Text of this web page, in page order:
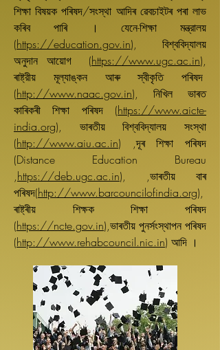
শিক্ষা বিষয়ক পৰিষদ/সংস্থা আদিৰ ৱেবচাইটৰ পৰা লাভ
কৰিব পাৰি । যেনে-শিক্ষা মন্ত্রালয়
(https://education.gov.in), বিশ্ববিদ্যালয়
অনুদান আয়োগ (https://www.ugc.ac.in),
ৰাষ্ট্রীয় মূল্যাঙ্কন আৰু স্বীকৃতি পৰিষদ
(http://www.naac.gov.in), নিখিল ভাৰত
কাৰিকৰী শিক্ষা পৰিষদ (https://www.aicte-
india.org), ভাৰতীয় বিশ্ববিদ্যালয় সংস্থা
(http://www.aiu.ac.in) ,দূৰ শিক্ষা পৰিষদ
(Distance Education Bureau
,https://deb.ugc.ac.in), ,ভাৰতীয় বাৰ
পৰিষদ(http://www.barcouncilofindia.org),
ৰাষ্ট্ৰীয় শিক্ষক শিক্ষা পৰিষদ
(https://ncte.gov.in),ভাৰতীয় পুনৰ্সংস্থাপন পৰিষদ
(http://www.rehabcouncil.nic.in) আদি ।